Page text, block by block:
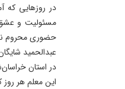
در روزهایی که
مسئولیت و عشق
حضوری محروم
عبدالحمید
در استان
این معلم هر